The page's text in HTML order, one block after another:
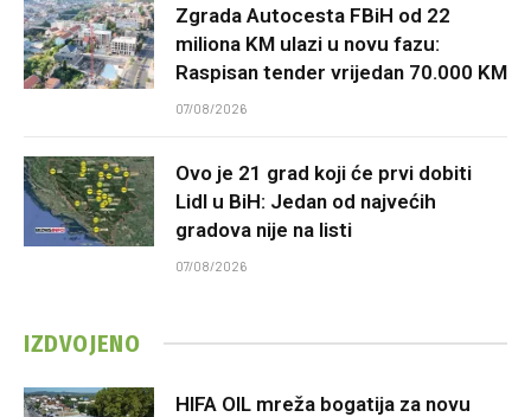
Zgrada Autocesta FBiH od 22
miliona KM ulazi u novu fazu:
Raspisan tender vrijedan 70.000 KM
07/08/2026
Ovo je 21 grad koji će prvi dobiti
Lidl u BiH: Jedan od najvećih
gradova nije na listi
07/08/2026
IZDVOJENO
HIFA OIL mreža bogatija za novu